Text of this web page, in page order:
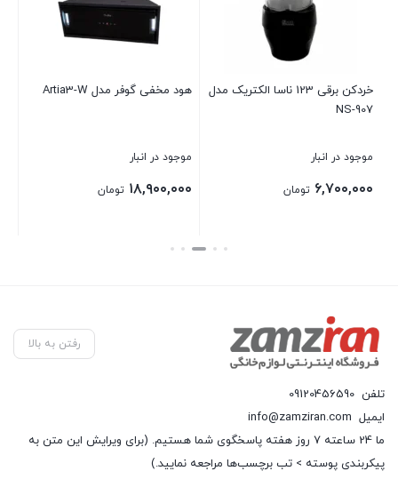
خردکن برقی 123 ناسا الکتریک مدل
NS-
در انبار
تومان
هود مخفی گوفر مدل Artia3-W
موجود در انبار
۱۸,۹۰۰,۰۰۰ تومان
بستن
رفتن به بالا
تلفن 09120456590
ایمیل info@zamziran.com
ما 24 ساعته 7 روز هفته پاسخگوی شما هستیم. (برای ویرایش این متن به
پیکربندی پوسته > تب برچسب‌ها مراجعه نمایید.)